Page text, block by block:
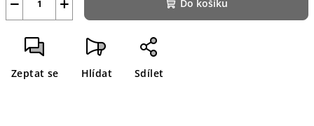
Do košíku
Zeptat se Hlídat Sdílet